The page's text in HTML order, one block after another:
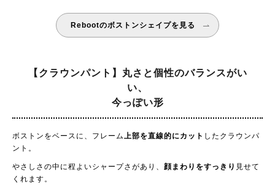
Rebootのボストンシェイプを見る
【クラウンパント】丸さと個性のバランスがい
い、
今っぽい形
ボストンをベースに、フレーム 上部を直線的にカット したクラウンパ
ント。
やさしさの中に程よいシャープさがあり、 顔まわりをすっきり 見せて
くれます。